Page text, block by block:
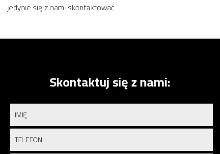
jedynie się z nami skontaktować.
Skontaktuj się z nami: